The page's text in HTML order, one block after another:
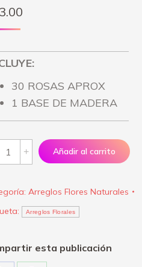
30 ROSAS APROX
1 BASE DE MADERA
Añadir al carrito
Arreglos Flores Naturales
Arreglos Florales
esta publicación